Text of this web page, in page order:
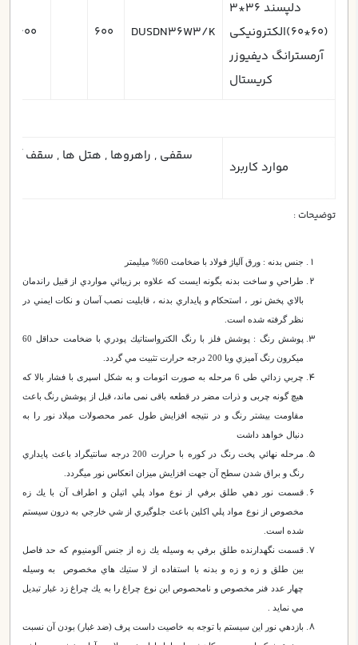
دلپسند 36*3
(60*60)الکترونیکی
آرمسترانگ دیفیوزر
کریستال
DUSDN36W3/K
600
600
موارد کاربرد
توضیحات :
جنس بدنه : ورق آلياژ فولاد با ضخامت 60% ميليمتر
طراحي و ساخت بدنه بگونه ايست كه علاوه بر زيبائي مواردي از قبيل راندمان
بالاي پخش نور ، استحكام و پايداري بدنه ، قابليت نصب آسان و نكات ايمني در
نظر گرفته شده است.
پوشش رنگ : پوشش فلز با رنگ الكترواستاتيك پودري با ضخامت حداقل 60
ميكرون رنگ آميزي وبا 200 درجه حرارت تثبيت مي گردد.
چربي زدائي طی 6 مرحله به صورت اتومات و به شکل اسپری با فشار بالا که
هیچ گونه چربی و ذرات مضر در قطعه باقی نمی ماند، قبل از پوشش رنگ باعث
مقاومت بيشتر رنگ و در نتيجه افزايش طول عمر محصولات ميلاد نور را به
دنبال خواهد داشت
مرحله نهائي پخت رنگ در كوره با حرارت 200 درجه سانتيگراد باعث پايداري
رنگ و براق شدن سطح آن جهت افزايش ميزان انعكاس نور ميگردد.
قسمت نور دهي طلق برفي از نوع مواد پلي اتيلن و اطراف آن با يك زه
مخصوص از نوع مواد پلي اكلين باعث جلوگيري از شي خارجي به درون سيستم
شده است.
قسمت نگهدارنده طلق برفي به وسيله يك زه از جنس آلومنيوم كه حد فاصل
بين طلق و زه و زه و بدنه با استفاده از لا ستيك هاي مخصوص به وسيله
چهار عدد فنر مخصوص و نامحصوص اين نوع چراغ را به يك چراغ زد غبار تبديل
مي نمايد .
بازدهي نور اين سيستم با توجه به خاصيت داست پرف (ضد غبار) بودن آن نسبت